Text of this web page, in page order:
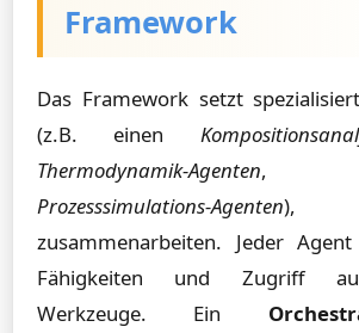
Framework
Das Framework setzt
(z.B. einen
Thermodynamik-Agenten,
Prozesssimulations-Agenten),
zusammenarbeiten. Jeder
Fähigkeiten und Zugriff
Werkzeuge. Ein